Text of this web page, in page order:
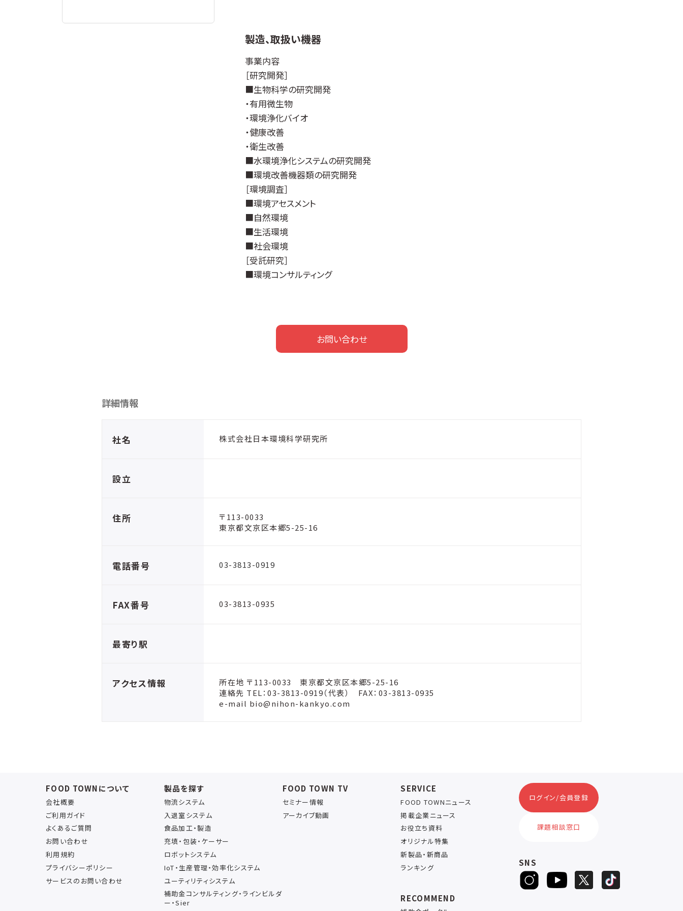
製造、取扱い機器
事業内容
［研究開発］
■生物科学の研究開発
・有用微生物
・環境浄化バイオ
・健康改善
・衛生改善
■水環境浄化システムの研究開発
■環境改善機器類の研究開発
［環境調査］
■環境アセスメント
■自然環境
■生活環境
■社会環境
［受託研究］
■環境コンサルティング
お問い合わせ
詳細情報
社名 株式会社日本環境科学研究所
設立
住所
〒113-0033
東京都文京区本郷5-25-16
電話番号 03-3813-0919
FAX番号 03-3813-0935
最寄り駅
アクセス情報
所在地 〒113-0033 東京都文京区本郷5-25-16
連絡先 TEL：03-3813-0919（代表） FAX：03-3813-0935
e-mail bio@nihon-kankyo.com
FOOD TOWNについて
会社概要
ご利用ガイド
よくあるご質問
お問い合わせ
利用規約
プライバシーポリシー
サービスのお問い合わせ
製品を探す
物流システム
入退室システム
食品加工・製造
充填・包装・ケーサー
ロボットシステム
IoT・生産管理・効率化システム
ユーティリティシステム
補助金コンサルティング・ラインビルダ
ー・Sier
FOOD TOWN TV
セミナー情報
アーカイブ動画
SERVICE
FOOD TOWNニュース
掲載企業ニュース
お役立ち資料
オリジナル特集
新製品・新商品
ランキング
RECOMMEND
ログイン/会員登録
課題相談窓口
SNS